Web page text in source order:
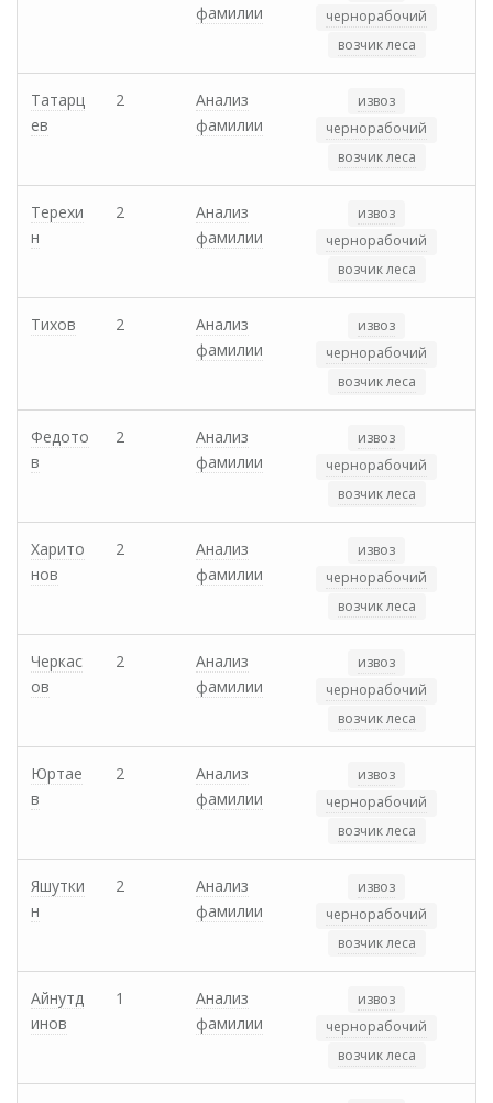
фамилии
чернорабочий
возчик леса
Татарц
ев
2
Анализ
фамилии
извоз
чернорабочий
возчик леса
Терехи
н
2
Анализ
фамилии
извоз
чернорабочий
возчик леса
Тихов 2
Анализ
фамилии
извоз
чернорабочий
возчик леса
Федото
в
2
Анализ
фамилии
извоз
чернорабочий
возчик леса
Харито
нов
2
Анализ
фамилии
извоз
чернорабочий
возчик леса
Черкас
ов
2
Анализ
фамилии
извоз
чернорабочий
возчик леса
Юртае
в
2
Анализ
фамилии
извоз
чернорабочий
возчик леса
Яшутки
н
2
Анализ
фамилии
извоз
чернорабочий
возчик леса
Айнутд
инов
1
Анализ
фамилии
извоз
чернорабочий
возчик леса